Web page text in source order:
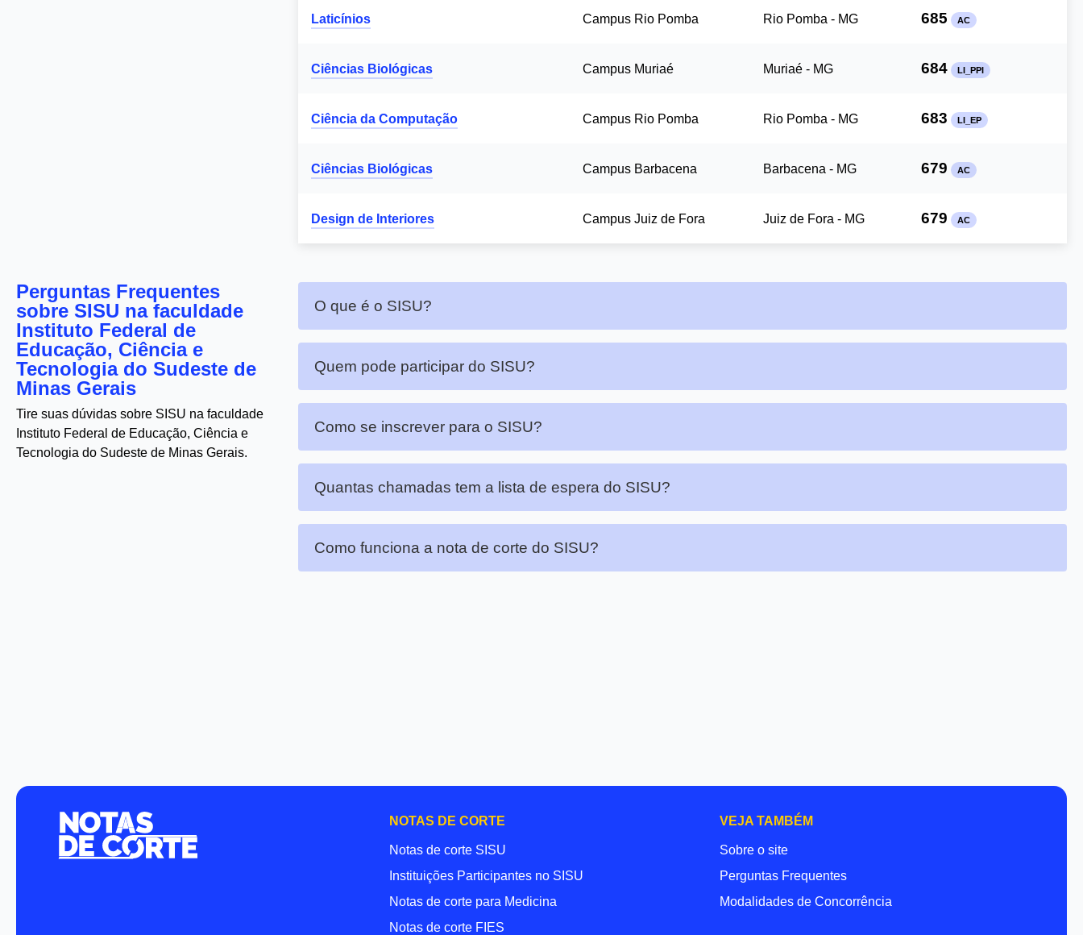
Laticínios Campus Rio Pomba Rio Pomba - MG 685 AC
Ciências Biológicas Campus Muriaé Muriaé - MG 684 LI_PPI
Ciência da Computação Campus Rio Pomba Rio Pomba - MG 683 LI_EP
Ciências Biológicas Campus Barbacena Barbacena - MG 679 AC
Design de Interiores Campus Juiz de Fora Juiz de Fora - MG 679 AC
Perguntas Frequentes
sobre SISU na faculdade
Instituto Federal de
Educação, Ciência e
Tecnologia do Sudeste de
Minas Gerais
Tire suas dúvidas sobre SISU na faculdade
Instituto Federal de Educação, Ciência e
Tecnologia do Sudeste de Minas Gerais.
O que é o SISU?
Quem pode participar do SISU?
Como se inscrever para o SISU?
Quantas chamadas tem a lista de espera do SISU?
Como funciona a nota de corte do SISU?
NOTAS DE CORTE
Notas de corte SISU
Instituições Participantes no SISU
Notas de corte para Medicina
Notas de corte FIES
VEJA TAMBÉM
Sobre o site
Perguntas Frequentes
Modalidades de Concorrência